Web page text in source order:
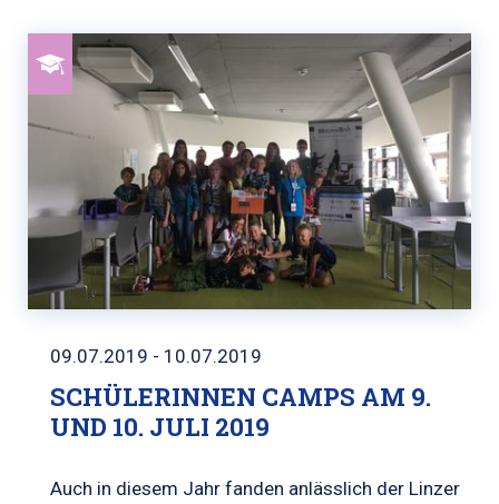
09.07.2019 - 10.07.2019
SCHÜLERINNEN CAMPS AM 9.
UND 10. JULI 2019
Auch in diesem Jahr fanden anlässlich der Linzer